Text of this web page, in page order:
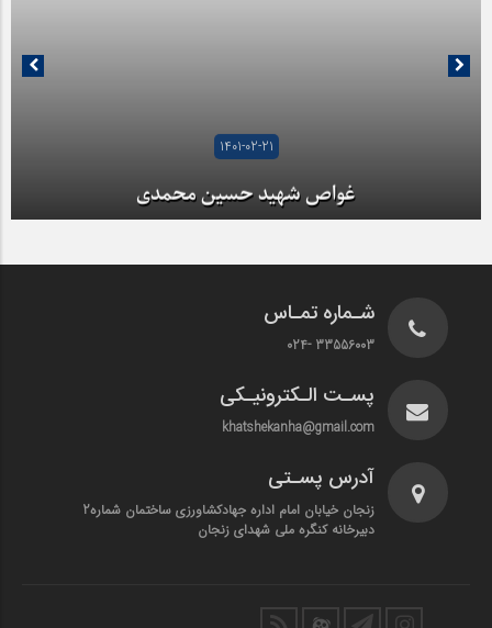
1401-02-21
غواص شهید حسین محمدی
شـماره تمـاس
33556003 -024
پسـت الـکترونیـکی
khatshekanha@gmail.com
آدرس پسـتی
زنجان خیابان امام اداره جهادکشاورزی ساختمان شماره2
دبیرخانه کنگره ملی شهدای زنجان